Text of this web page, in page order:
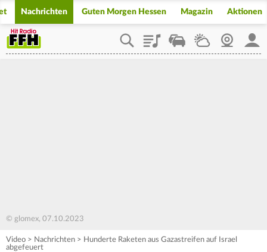
Nachrichten Guten Morgen Hessen Magazin Aktionen
PlaylistStaupilotWetterWebcam
© glomex, 07.10.2023
Video > Nachrichten > Hunderte Raketen aus Gazastreifen auf Israel
abgefeuert